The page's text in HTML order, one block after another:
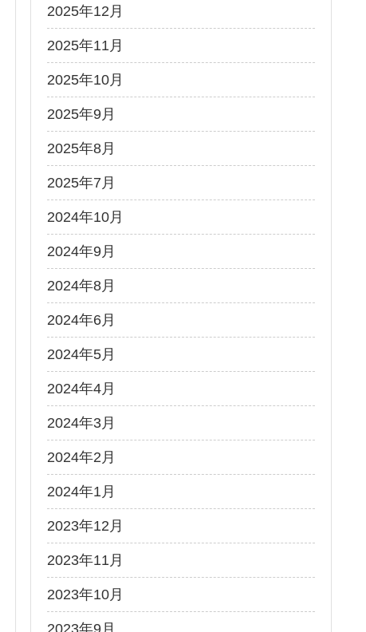
2025年12月
2025年11月
2025年10月
2025年9月
2025年8月
2025年7月
2024年10月
2024年9月
2024年8月
2024年6月
2024年5月
2024年4月
2024年3月
2024年2月
2024年1月
2023年12月
2023年11月
2023年10月
2023年9月